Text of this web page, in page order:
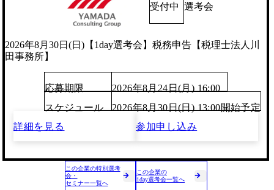
受付中 選考会
2026年8月30日(日)【1day選考会】税務申告【税理士法人川
田事務所】
応募期限
2026年8月24日(月) 16:00
スケジュール
2026年8月30日(日) 13:00開始予定
詳細を見る
参加申し込み
この企業の特別選考
会・
セミナー一覧へ
この企業の
1day選考会一覧へ